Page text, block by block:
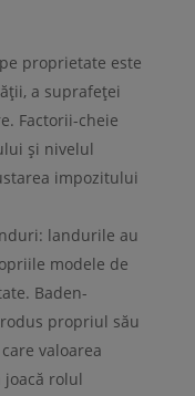
proprietate este
a suprafeței
Factorii-cheie
și nivelul
impozitului
landurile au
modele de
Baden-
propriul său
valoarea
rolul